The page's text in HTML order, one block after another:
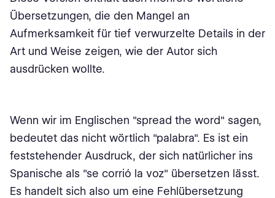
Übersetzungen, die den Mangel an
Aufmerksamkeit für tief verwurzelte Details in der
Art und Weise zeigen, wie der Autor sich
ausdrücken wollte.
Wenn wir im Englischen "spread the word" sagen,
bedeutet das nicht wörtlich "palabra". Es ist ein
feststehender Ausdruck, der sich natürlicher ins
Spanische als "se corrió la voz" übersetzen lässt.
Es handelt sich also um eine Fehlübersetzung